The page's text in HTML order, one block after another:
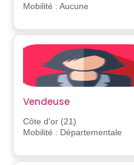
Mobilité : Aucune
Vendeuse
Côte d'or (21)
Mobilité : Départementale